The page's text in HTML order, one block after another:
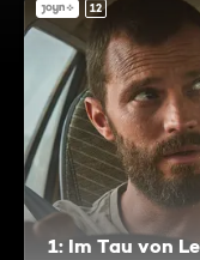
12
1: Im Tau von